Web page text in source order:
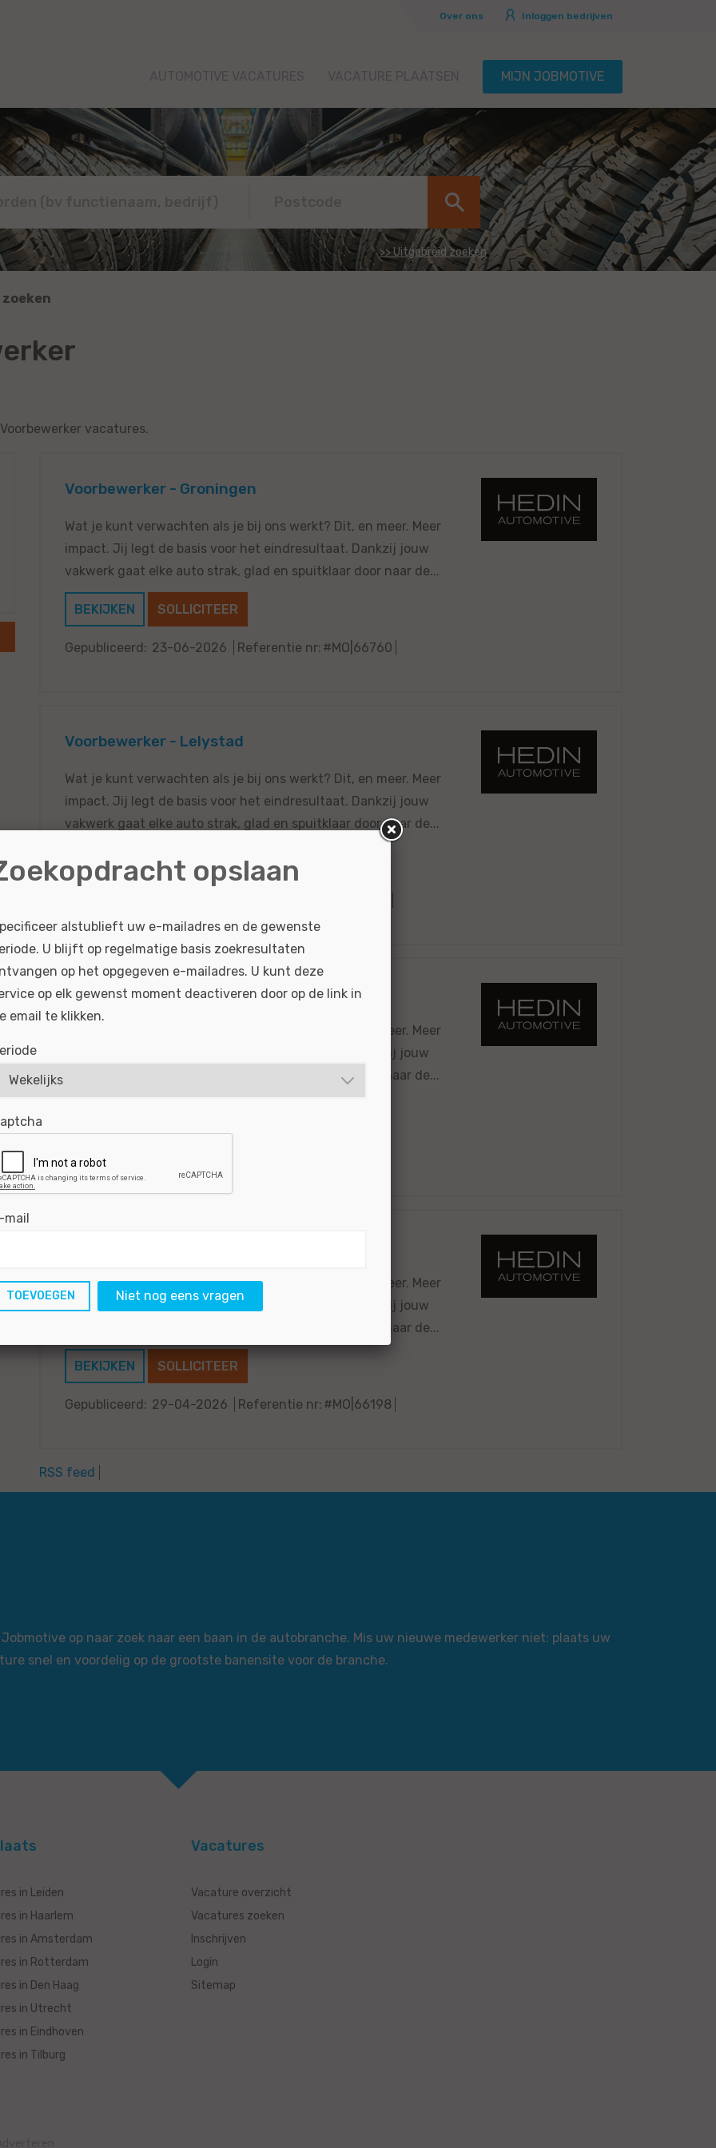
Over ons Inloggen bedrijven
MIJN JOBMOTIVE
>> Uitgebreid zoeken
vacatures.
Voorbewerker - Groningen
Wat je kunt verwachten als je bij ons werkt? Dit, en meer. Meer
impact. Jij legt de basis voor het eindresultaat. Dankzij jouw
vakwerk gaat elke auto strak, glad en spuitklaar door naar de...
BEKIJKEN SOLLICITEER
Gepubliceerd: 23-06-2026 Referentie nr: #MO|66760
Voorbewerker - Lelystad
Wat je kunt verwachten als je bij ons werkt? Dit, en meer. Meer
impact. Jij legt de basis voor het eindresultaat. Dankzij jouw
vakwerk gaat elke auto strak, glad en spuitklaar door naar de...
BEKIJKEN SOLLICITEER
Voorbewerker - Rotterdam
Wat je kunt verwachten als je bij ons werkt? Dit, en meer. Meer
impact. Jij legt de basis voor het eindresultaat. Dankzij jouw
vakwerk gaat elke auto strak, glad en spuitklaar door naar de...
Wat je kunt verwachten als je bij ons werkt? Dit, en meer. Meer
impact. Jij legt de basis voor het eindresultaat. Dankzij jouw
vakwerk gaat elke auto strak, glad en spuitklaar door naar de...
BEKIJKEN SOLLICITEER
Gepubliceerd: 29-04-2026 Referentie nr: #MO|66198
RSS feed
op naar zoek naar een baan in de autobranche. Mis uw nieuwe medewerker niet: plaats uw
snel en voordelig op de grootste banensite voor de branche.
in Leiden
in Haarlem
in Amsterdam
in Rotterdam
in Den Haag
in Utrecht
in Eindhoven
in Tilburg
Vacatures
Vacature overzicht
Vacatures zoeken
Inschrijven
Login
Sitemap
opslaan
alstublieft uw e-mailadres en de gewenste
U blijft op regelmatige basis zoekresultaten
op het opgegeven e-mailadres. U kunt deze
op elk gewenst moment deactiveren door op de link in
email te klikken.
mail
Niet nog eens vragen